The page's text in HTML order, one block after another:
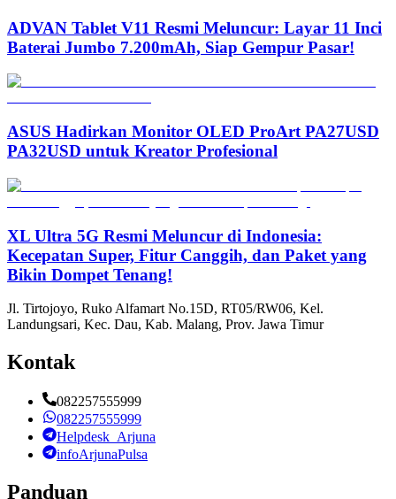
ADVAN Tablet V11 Resmi Meluncur: Layar 11 Inci
Baterai Jumbo 7.200mAh, Siap Gempur Pasar!
ASUS Hadirkan Monitor OLED ProArt PA27USD
PA32USD untuk Kreator Profesional
XL Ultra 5G Resmi Meluncur di Indonesia:
Kecepatan Super, Fitur Canggih, dan Paket yang
Bikin Dompet Tenang!
Jl. Tirtojoyo, Ruko Alfamart No.15D, RT05/RW06, Kel.
Landungsari, Kec. Dau, Kab. Malang, Prov. Jawa Timur
Kontak
082257555999
082257555999
Helpdesk_Arjuna
infoArjunaPulsa
Panduan